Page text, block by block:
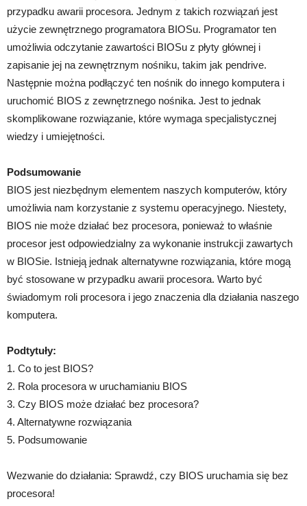
przypadku awarii procesora. Jednym z takich rozwiązań jest
użycie zewnętrznego programatora BIOSu. Programator ten
umożliwia odczytanie zawartości BIOSu z płyty głównej i
zapisanie jej na zewnętrznym nośniku, takim jak pendrive.
Następnie można podłączyć ten nośnik do innego komputera i
uruchomić BIOS z zewnętrznego nośnika. Jest to jednak
skomplikowane rozwiązanie, które wymaga specjalistycznej
wiedzy i umiejętności.
Podsumowanie
BIOS jest niezbędnym elementem naszych komputerów, który
umożliwia nam korzystanie z systemu operacyjnego. Niestety,
BIOS nie może działać bez procesora, ponieważ to właśnie
procesor jest odpowiedzialny za wykonanie instrukcji zawartych
w BIOSie. Istnieją jednak alternatywne rozwiązania, które mogą
być stosowane w przypadku awarii procesora. Warto być
świadomym roli procesora i jego znaczenia dla działania naszego
komputera.
Podtytuły:
1. Co to jest BIOS?
2. Rola procesora w uruchamianiu BIOS
3. Czy BIOS może działać bez procesora?
4. Alternatywne rozwiązania
5. Podsumowanie
Wezwanie do działania: Sprawdź, czy BIOS uruchamia się bez
procesora!